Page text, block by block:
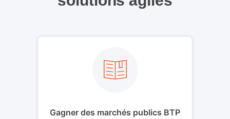
Gagner des marchés publics BTP